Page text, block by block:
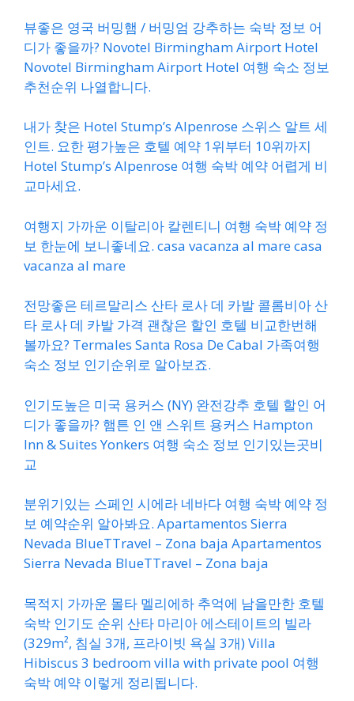
뷰좋은 영국 버밍햄 / 버밍엄 강추하는 숙박 정보 어
디가 좋을까? Novotel Birmingham Airport Hotel
Novotel Birmingham Airport Hotel 여행 숙소 정보
추천순위 나열합니다.
내가 찾은 Hotel Stump’s Alpenrose 스위스 알트 세
인트. 요한 평가높은 호텔 예약 1위부터 10위까지
Hotel Stump’s Alpenrose 여행 숙박 예약 어렵게 비
교마세요.
여행지 가까운 이탈리아 칼렌티니 여행 숙박 예약 정
보 한눈에 보니좋네요. casa vacanza al mare casa
vacanza al mare
전망좋은 테르말리스 산타 로사 데 카발 콜롬비아 산
타 로사 데 카발 가격 괜찮은 할인 호텔 비교한번해
볼까요? Termales Santa Rosa De Cabal 가족여행
숙소 정보 인기순위로 알아보죠.
인기도높은 미국 용커스 (NY) 완전강추 호텔 할인 어
디가 좋을까? 햄튼 인 앤 스위트 용커스 Hampton
Inn & Suites Yonkers 여행 숙소 정보 인기있는곳비
교
분위기있는 스페인 시에라 네바다 여행 숙박 예약 정
보 예약순위 알아봐요. Apartamentos Sierra
Nevada BlueTTravel – Zona baja Apartamentos
Sierra Nevada BlueTTravel – Zona baja
목적지 가까운 몰타 멜리에하 추억에 남을만한 호텔
숙박 인기도 순위 산타 마리아 에스테이트의 빌라
(329m², 침실 3개, 프라이빗 욕실 3개) Villa
Hibiscus 3 bedroom villa with private pool 여행
숙박 예약 이렇게 정리됩니다.